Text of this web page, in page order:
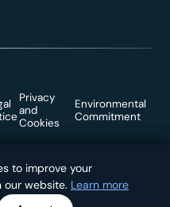
Privacy
and
Cookies
Environmental
Commitment
to improve your
our website. Learn more
to improve your
our website. Learn more